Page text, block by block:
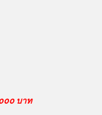
บาท